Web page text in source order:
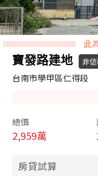
此
寶發路建地 非
台南市學甲區仁得段
總價
2,959萬
房貸試算